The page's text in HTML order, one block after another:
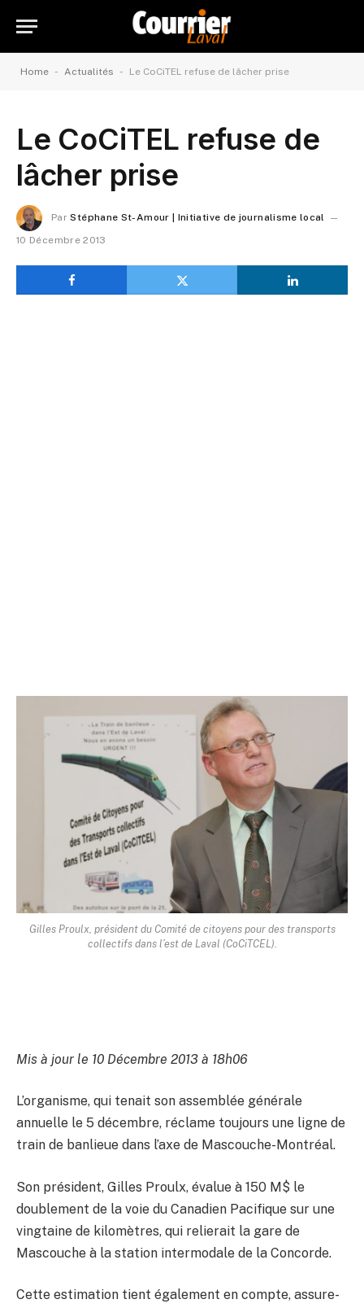
Home - Actualités - Le CoCiTEL refuse de lâcher prise
Le CoCiTEL refuse de
lâcher prise
Par Stéphane St-Amour | Initiative de journalisme local
10 Décembre 2013
Gilles Proulx, président du Comité de citoyens pour des transports
collectifs dans l’est de Laval (CoCiTCEL).
Mis à jour le 10 Décembre 2013 à 18h06
L’organisme, qui tenait son assemblée générale
annuelle le 5 décembre, réclame toujours une ligne de
train de banlieue dans l’axe de Mascouche-Montréal.
Son président, Gilles Proulx, évalue à 150 M$ le
doublement de la voie du Canadien Pacifique sur une
vingtaine de kilomètres, qui relierait la gare de
Mascouche à la station intermodale de la Concorde.
Cette estimation tient également en compte, assure-